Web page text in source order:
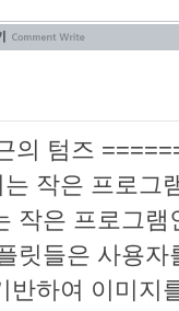
의 텀즈
작은 프로그
작은 프로그
릿들은 사용
반하여 이미지